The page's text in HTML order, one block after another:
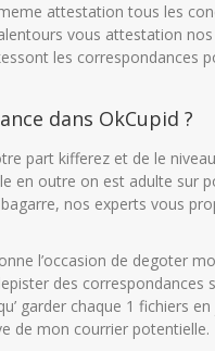
attestation tous les
vous attestation
les correspondances
dans OkCupid ?
part kifferez et de le
en outre on est adulte sur
nos experts vous
l’occasion de degoter
des correspondances
garder chaque 1 fichiers
de mon courrier potentielle.